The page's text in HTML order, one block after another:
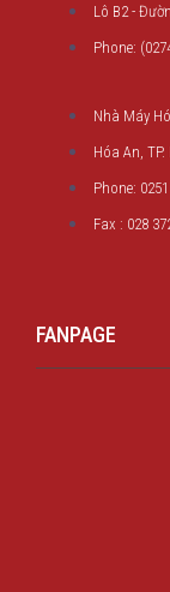
Lô B2 -
Phone:
Nhà Máy
Hóa An,
Phone:
Fax : 028
FANPAGE